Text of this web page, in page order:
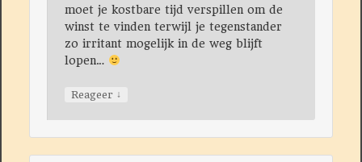
moet je kostbare tijd verspillen om de
winst te vinden terwijl je tegenstander
zo irritant mogelijk in de weg blijft
lopen…
Reageer ↓